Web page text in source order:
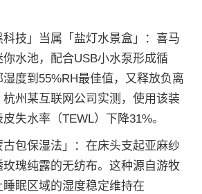
技」当属「盐灯水景盒」：喜马
水池，配合USB小水泵形成循
度到55%RH最佳值，又释放负离
州某互联网公司实测，使用该装
失水率（TEWL）下降31%。
包保湿法」：在床头支起亚麻纱
瑰纯露的无纺布。这种源自游牧
眠区域的湿度稳定维持在